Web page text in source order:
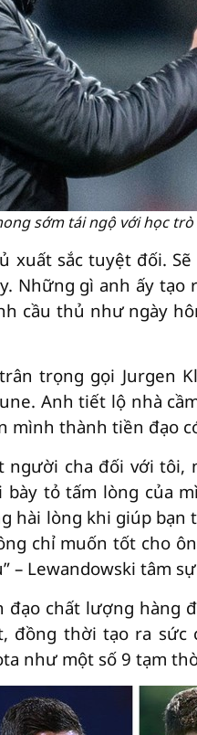
sớm tái ngộ với học trò
xuất sắc tuyệt đối.
Những gì anh ấy
cầu thủ như ngày
trọng gọi Jurgen
Anh tiết lộ nhà
mình thành tiền đạo
người cha đối với tôi,
bày tỏ tấm lòng của
hài lòng khi giúp
chỉ muốn tốt cho
– Lewandowski tâm
đạo chất lượng hàng
thời tạo ra sức
như một số 9 tạm